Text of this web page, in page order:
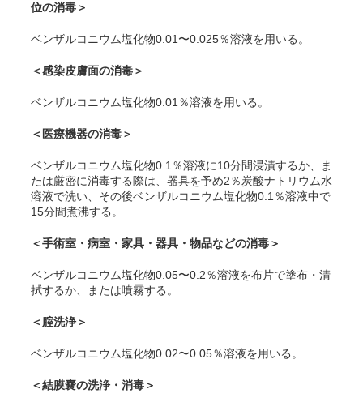
位の消毒＞
ベンザルコニウム塩化物0.01〜0.025％溶液を用いる。
＜感染皮膚面の消毒＞
ベンザルコニウム塩化物0.01％溶液を用いる。
＜医療機器の消毒＞
ベンザルコニウム塩化物0.1％溶液に10分間浸漬するか、ま
たは厳密に消毒する際は、器具を予め2％炭酸ナトリウム水
溶液で洗い、その後ベンザルコニウム塩化物0.1％溶液中で
15分間煮沸する。
＜手術室・病室・家具・器具・物品などの消毒＞
ベンザルコニウム塩化物0.05〜0.2％溶液を布片で塗布・清
拭するか、または噴霧する。
＜腟洗浄＞
ベンザルコニウム塩化物0.02〜0.05％溶液を用いる。
＜結膜嚢の洗浄・消毒＞